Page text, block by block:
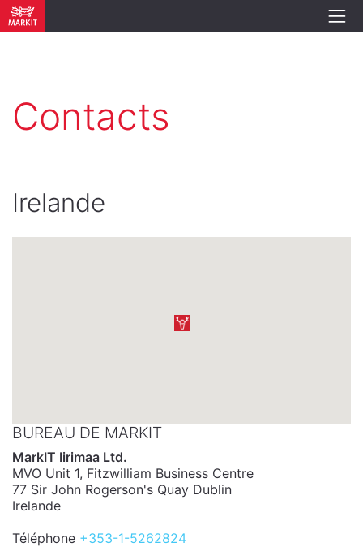
Contacts
Irelande
BUREAU DE MARKIT
MarkIT Iirimaa Ltd.
MVO Unit 1, Fitzwilliam Business Centre
77 Sir John Rogerson's Quay Dublin
Irelande
Téléphone +353-1-5262824